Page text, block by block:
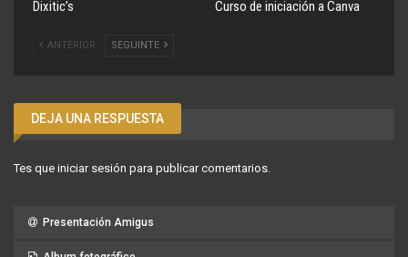
Dixitic’s Curso de iniciación a Canva
ANTERIOR SEGUINTE
DEJA UNA RESPUESTA
Tes que iniciar sesión para publicar comentarios.
Presentación Amigus